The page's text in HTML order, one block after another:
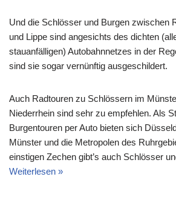
Und die Schlösser und Burgen zwischen
und Lippe sind angesichts des dichten
stauanfälligen) Autobahnnetzes in der
sind sie sogar vernünftig ausgeschildert.
Auch Radtouren zu Schlössern im
Niederrhein sind sehr zu empfehlen. Als
Burgentouren per Auto bieten sich
Münster und die Metropolen des
einstigen Zechen gibt’s auch Schlösser
Weiterlesen »